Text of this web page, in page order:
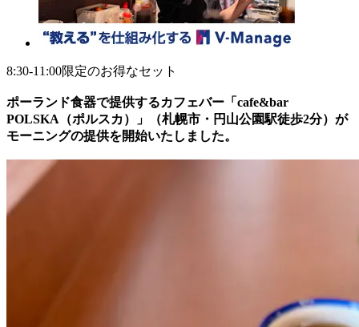
8:30-11:00限定のお得なセット
ポーランド食器で提供するカフェバー「cafe&bar
POLSKA（ポルスカ）」（札幌市・円山公園駅徒歩2分）が
モーニングの提供を開始いたしました。